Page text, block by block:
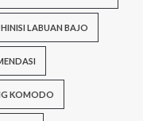
LABUAN BAJO
KOMODO